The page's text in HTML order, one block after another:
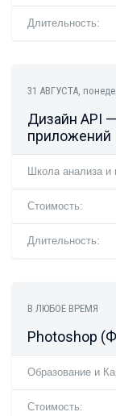
Длительность:
31 АВГУСТА,
Дизайн API
приложений
Школа анализа и
Стоимость:
Длительность:
В ЛЮБОЕ ВРЕМЯ
Photoshop
Образование и
Стоимость: